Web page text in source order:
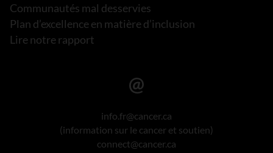
Communautés mal desservies
Plan d’excellence en matière d’inclusion
Lire notre rapport
info.fr@cancer.ca
(information sur le cancer et soutien)
connect@cancer.ca